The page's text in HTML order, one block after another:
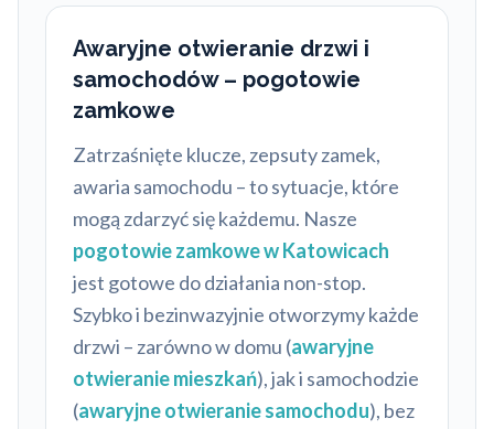
Awaryjne otwieranie drzwi i
samochodów – pogotowie
zamkowe
Zatrzaśnięte klucze, zepsuty zamek,
awaria samochodu – to sytuacje, które
mogą zdarzyć się każdemu. Nasze
pogotowie zamkowe w Katowicach
jest gotowe do działania non-stop.
Szybko i bezinwazyjnie otworzymy każde
drzwi – zarówno w domu (awaryjne
otwieranie mieszkań), jak i samochodzie
(awaryjne otwieranie samochodu), bez